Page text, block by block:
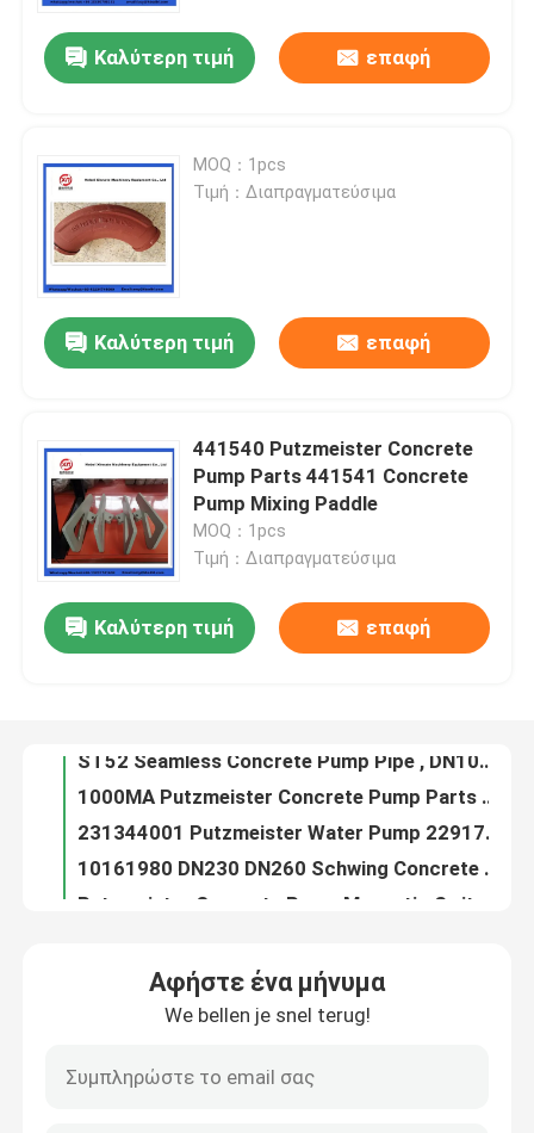
Προϊόντα
επαφή
Ζητήστε ένα απόσπασμα
Καλύτερη τιμή επαφή
MOQ：1pcs
Τιμή：Διαπραγματεύσιμα
Καλύτερη τιμή επαφή
441540 Putzmeister Concrete
Pump Parts 441541 Concrete
Pump Mixing Paddle
MOQ：1pcs
Τιμή：Διαπραγματεύσιμα
Καλύτερη τιμή επαφή
SAUER DANFOSS Rexthod Pump SPV23 Hydraulic Pump High Pressure
10161980 DN230 DN260 Schwing Concrete Pump Parts Rubber Piston Ram
Putzmeister Concrete Pump Magnetic Switch 270321001
Concrete Pump Parts Sany Filter Element Hydraulic Oil Filter
3 4 Holes Batching Plant Spare Parts Sicoma Butterfly Valve Cylinder Electropneumatic Actuator Cylinder
Αφήστε ένα μήνυμα
We bellen je snel terug!